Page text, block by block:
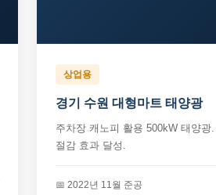
상업용
경기 수원 대형마트 태양광
주차장 캐노피 활용 500kW 태양광
절감 효과 달성.
📅 2022년 11월 준공